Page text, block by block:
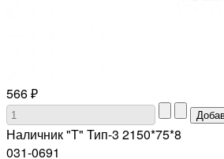
566 ₽
Наличник "Т" Тип-3 2150*75*8
031-0691